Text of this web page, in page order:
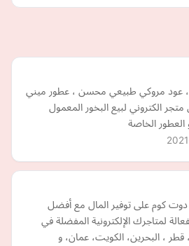
، عود مروكي طبيعي محسن ، عطور ميني
الكتروني لبيع البخور المعمول
العطور الخاصة
٩٩ كوبون دوت كوم على توفير المال مع أفضل
لمتاجرك الإلكترونية المفضلة في
قطر ، البحرين، الكويت، عمان، و